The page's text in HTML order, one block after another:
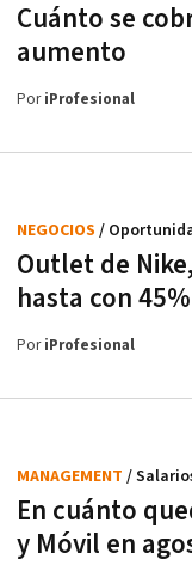
Cuánto se
aumento
PoriProfesional
Outlet de
hasta con
NEGOCIOS /
PoriProfesional
En cuánto
y Móvil en
MANAGEMENT /